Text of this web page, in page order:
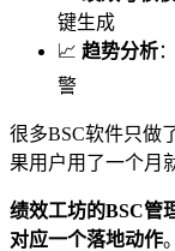
键生成
📈 趋势分析
警
很多BSC软件只做
果用户用了一个月
绩效工坊的BSC管
对应一个落地动作